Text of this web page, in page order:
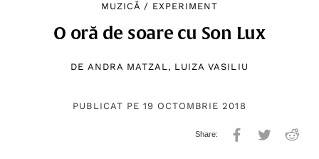
MUZICĂ / EXPERIMENT
O oră de soare cu Son Lux
DE ANDRA MATZAL, LUIZA VASILIU
PUBLICAT PE 19 OCTOMBRIE 2018